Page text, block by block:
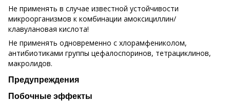
Не применять в случае известной устойчивости
микроорганизмов к комбинации амоксициллин/
клавулановая кислота!
Не применять одновременно с хлорамфениколом,
антибиотиками группы цефалоспоринов, тетрациклинов,
макролидов.
Предупреждения
Побочные эффекты